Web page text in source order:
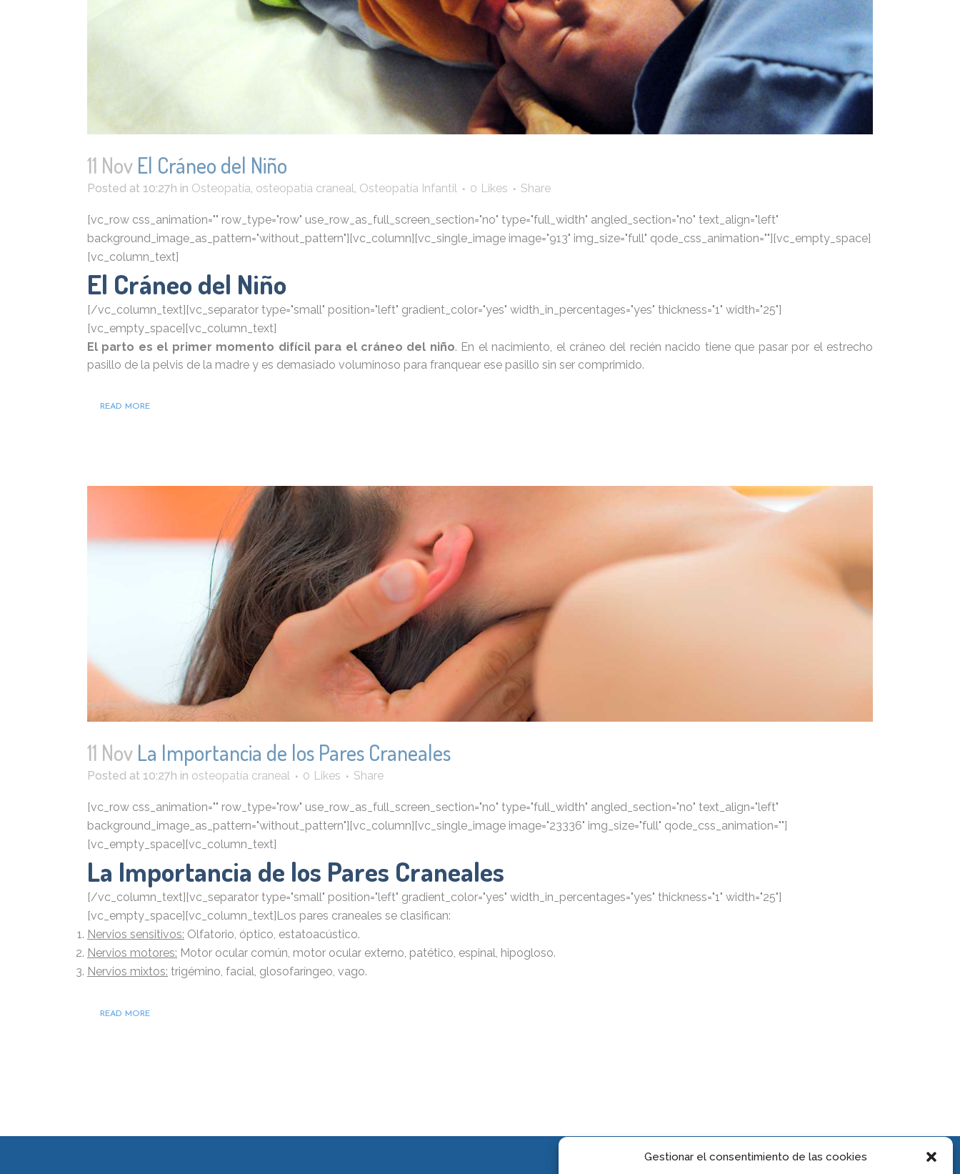
Gestionar el consentimiento de las cookies
11 Nov El Cráneo del Niño
Posted at 10:27h in Osteopatía, osteopatía craneal, Osteopatía Infantil 0 Likes Share
[vc_row css_animation="" row_type="row" use_row_as_full_screen_section="no" type="full_width" angled_section="no" text_align="left"
background_image_as_pattern="without_pattern"][vc_column][vc_single_image image="913" img_size="full" qode_css_animation=""][vc_empty_space]
[vc_column_text]
El Cráneo del Niño
[/vc_column_text][vc_separator type="small" position="left" gradient_color="yes" width_in_percentages="yes" thickness="1" width="25"]
[vc_empty_space][vc_column_text]
El parto es el primer momento difícil para el cráneo del niño. En el nacimiento, el cráneo del recién nacido tiene que pasar por el estrecho
pasillo de la pelvis de la madre y es demasiado voluminoso para franquear ese pasillo sin ser comprimido.
READ MORE
11 Nov La Importancia de los Pares Craneales
Posted at 10:27h in osteopatía craneal 0 Likes Share
[vc_row css_animation="" row_type="row" use_row_as_full_screen_section="no" type="full_width" angled_section="no" text_align="left"
background_image_as_pattern="without_pattern"][vc_column][vc_single_image image="23336" img_size="full" qode_css_animation=""]
[vc_empty_space][vc_column_text]
La Importancia de los Pares Craneales
[/vc_column_text][vc_separator type="small" position="left" gradient_color="yes" width_in_percentages="yes" thickness="1" width="25"]
[vc_empty_space][vc_column_text]Los pares craneales se clasifican:
Nervios sensitivos: Olfatorio, óptico, estatoacústico.
Nervios motores: Motor ocular común, motor ocular externo, patético, espinal, hipogloso.
Nervios mixtos: trigémino, facial, glosofaríngeo, vago.
READ MORE